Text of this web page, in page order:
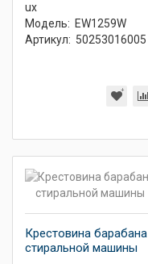
ux
Модель: EW1259W
Артикул: 50253016005
Крестовина барабана
стиральной машины